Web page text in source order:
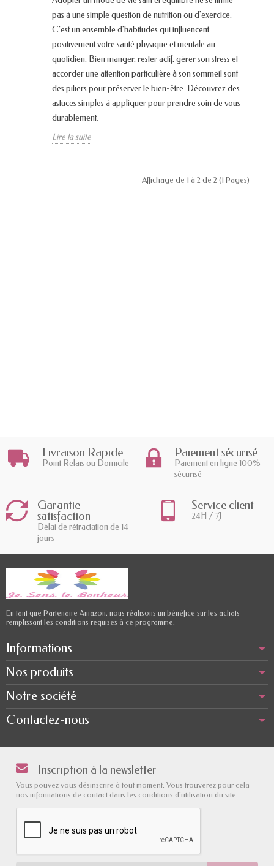
pas à une simple question de nutrition ou d'exercice.
C'est un ensemble d'habitudes qui influencent
positivement votre santé physique et mentale au
quotidien. Bien manger, rester actif, gérer son stress et
accorder une attention particulière à son sommeil sont
des piliers pour préserver le bien-être. Découvrez des
astuces simples à appliquer pour prendre soin de vous
durablement.
Lire la suite
Affichage de 1 à 2 de 2 (1 Pages)
Livraison Rapide
Point Relais ou Domicile
Paiement sécurisé
Paiement en ligne 100%
sécurisé
Garantie
satisfaction
Délai de rétractation de 14
jours
Service client
24H / 7J
En tant que Partenaire Amazon, nous réalisons un bénéfice sur les achats
remplissant les conditions requises à ce programme.
Informations
Nos produits
Notre société
Contactez-nous
Inscription à la newsletter
Vous pouvez vous désinscrire à tout moment. Vous trouverez pour cela
nos informations de contact dans les conditions d'utilisation du site.